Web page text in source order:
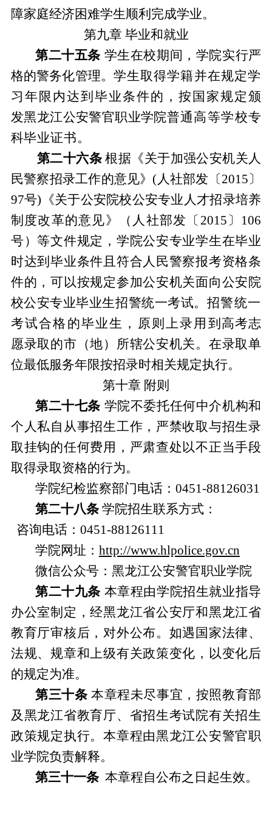
障家庭经济困难学生顺利完成学业。
第九章 毕业和就业
第二十五条 学生在校期间，学院实行严
格的警务化管理。 学生取得学籍并在规定学
习年限内达到毕业条件的 ，按国家规定颁
发黑龙江公安警官职业学院普通高等学校专
科毕业证书。
第二十六条 根据 《关于加强公安机关人
民警察招录工作的意见》 (人社部发 〔2015〕
97号) 《关于公安院校公安专业人才招录培养
制度改革的意见》（人社部发〔 2015 〕 106
号）等文件规定，学院公安专业学生在毕业
时达到毕业条件且符合人民警察报考资格条
件的，可以按规定参加公安机关面向公安院
校公安专业毕业生招警统一考试。 招警统一
考试合格的毕业生 ， 原则上录用 到高考志
愿录取的市（地）所辖公安机关。在录取单
位最低服务年限按招录时相关规定执行。
第十章 附则
第二十七条 学院不委托任何中介机构和
个人私自从事招生工作，严禁收取与招生录
取挂钩的任何费用，严肃查处以不正当手段
取得录取资格的行为。
学院纪检监察部门电话： 0451-88126031
第二十八条 学院招生联系方式：
咨询电话： 0451-88126111
学院网址： http://www.hlpolice.gov.cn
微信公众号：黑龙江公安警官职业学院
第二十九条 本章程由学院招生就业指导
办公室制定，经黑龙江省公安厅和黑龙江省
教育厅审核后，对外公布。 如遇国家法律、
法规、规章和上级有关政策变化，以变化后
的规定为准。
第三十条 本章程未尽事宜，按照教育部
及黑龙江省教育厅、省招生考试院有关招生
政策规定执行。本章程由黑龙江公安警官职
业学院负责解释。
第三十一条 本章程自公布之日起生效。